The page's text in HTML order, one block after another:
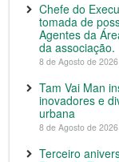
Chefe do
tomada de
Agentes da
da associação.
8 de Agosto de
Tam Vai Man
inovadores e
urbana
8 de Agosto de
Terceiro